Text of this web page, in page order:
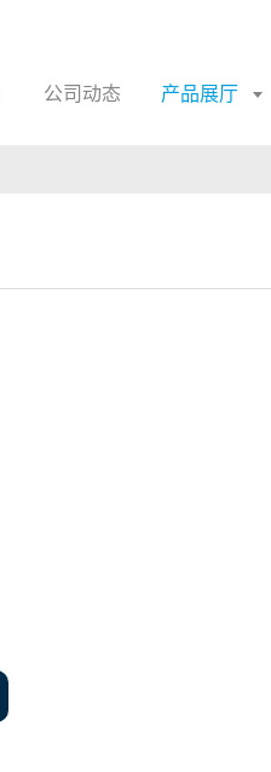
公司动态 产品展厅